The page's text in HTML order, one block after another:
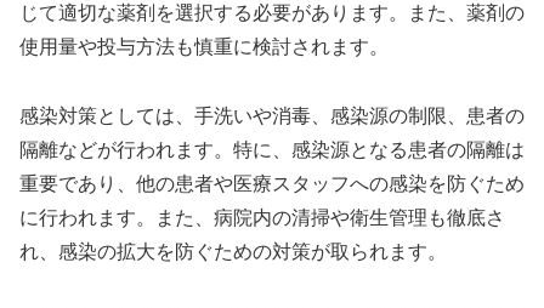
じて適切な薬剤を選択する必要があります。また、薬剤の
使用量や投与方法も慎重に検討されます。
感染対策としては、手洗いや消毒、感染源の制限、患者の
隔離などが行われます。特に、感染源となる患者の隔離は
重要であり、他の患者や医療スタッフへの感染を防ぐため
に行われます。また、病院内の清掃や衛生管理も徹底さ
れ、感染の拡大を防ぐための対策が取られます。